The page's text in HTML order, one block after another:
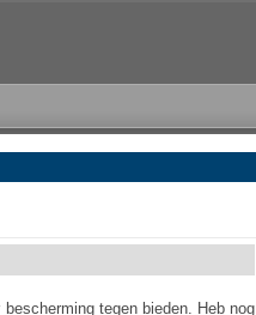
tegen bieden. Heb nog